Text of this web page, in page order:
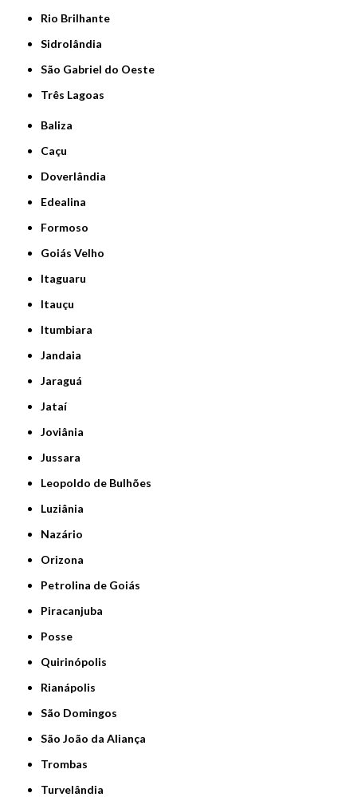
Rio Brilhante
Sidrolândia
São Gabriel do Oeste
Três Lagoas
Baliza
Caçu
Doverlândia
Edealina
Formoso
Goiás Velho
Itaguaru
Itauçu
Itumbiara
Jandaia
Jaraguá
Jataí
Joviânia
Jussara
Leopoldo de Bulhões
Luziânia
Nazário
Orizona
Petrolina de Goiás
Piracanjuba
Posse
Quirinópolis
Rianápolis
São Domingos
São João da Aliança
Trombas
Turvelândia